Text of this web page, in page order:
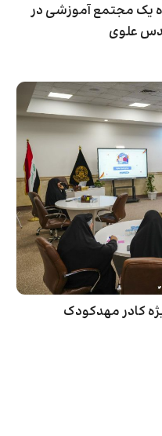
یک مجتمع آموزشی در
علوی
کادر مهدکودک